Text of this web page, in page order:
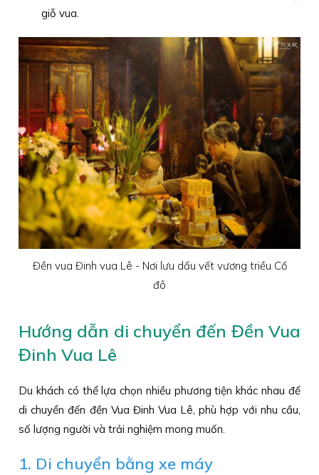
giỗ vua.
Đền vua Đinh vua Lê - Nơi lưu dấu vết vương triều Cố
đô
Hướng dẫn di chuyển đến Đền Vua
Đinh Vua Lê
Du khách có thể lựa chọn nhiều phương tiện khác nhau để
di chuyển đến đền Vua Đinh Vua Lê, phù hợp với nhu cầu,
số lượng người và trải nghiệm mong muốn.
1. Di chuyển bằng xe máy